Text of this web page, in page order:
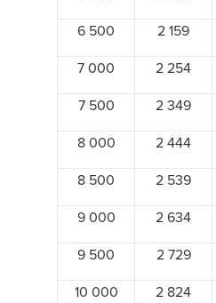
6 500
2 159
7 000
2 254
7 500
2 349
8 000
2 444
8 500
2 539
9 000
2 634
9 500
2 729
10 000
2 824